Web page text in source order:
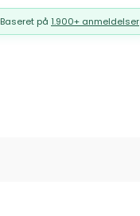
Baseret på 1.900+ anmeldelser